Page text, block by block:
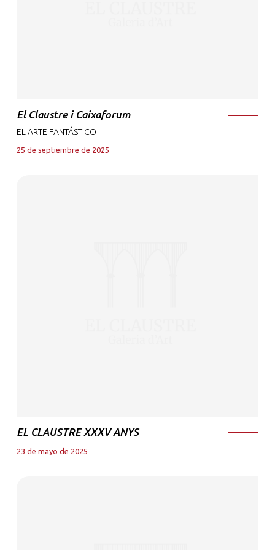
El Claustre i Caixaforum
EL ARTE FANTÁSTICO
25 de septiembre de 2025
EL CLAUSTRE XXXV ANYS
23 de mayo de 2025